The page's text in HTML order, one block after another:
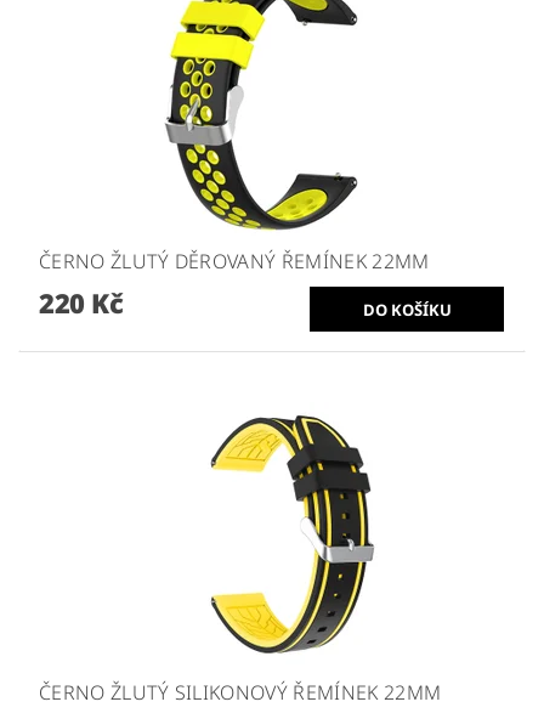
ČERNO ŽLUTÝ DĚROVANÝ ŘEMÍNEK 22MM
220 Kč
ČERNO ŽLUTÝ SILIKONOVÝ ŘEMÍNEK 22MM